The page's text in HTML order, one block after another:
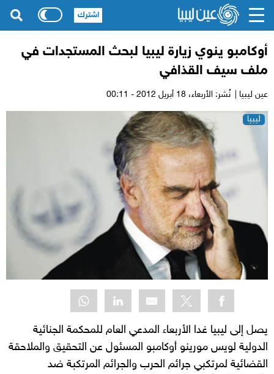
أوكامبو ينوي زيارة ليبيا لبحث المستجدات في
ملف سيف القذافي
عين ليبيا | نُشر: الأربعاء،
ليبيا
يصل إلى ليبيا غدا الأربعاء المدعي العام للمحكمة الجنائية
الدولية لويس مورينو أوكامبو المسئول عن التحقيق والملاحقة
القضائية لمرتكبي جرائم الحرب والجرائم المرتكبة ضد
اشترك